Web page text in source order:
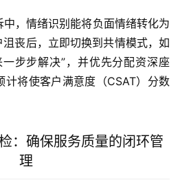
，情绪识别能将负面情绪转化为
丧后，立即切换到共情模式，如
步步解决”，并优先分配资深座
计将使客户满意度（CSAT）分数
：确保服务质量的闭环管
理